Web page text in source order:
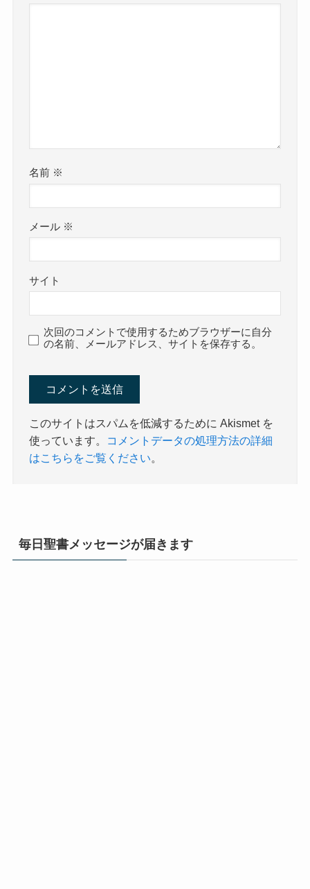
名前 ※
メール ※
サイト
次回のコメントで使用するためブラウザーに自分
の名前、メールアドレス、サイトを保存する。
このサイトはスパムを低減するために Akismet を
使っています。
コメントデータの処理方法の詳細
はこちらをご覧ください。
毎日聖書メッセージが届きます